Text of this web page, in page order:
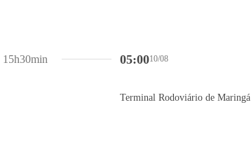
05:0010/08
Terminal Rodoviário de Maringá
15h30min